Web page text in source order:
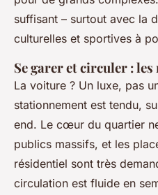
suffisant – surtout avec la
culturelles et sportives à
Se garer et circuler :
La voiture ? Un luxe, pas
stationnement est tendu,
end. Le cœur du quartier
publics massifs, et les
résidentiel sont très
circulation est fluide en